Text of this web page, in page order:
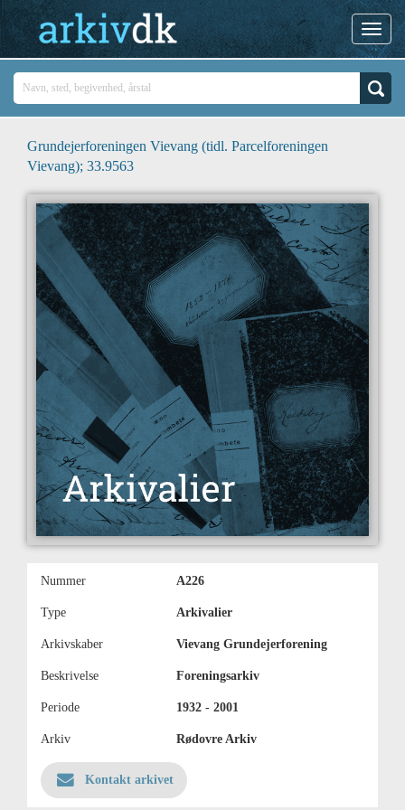
Grundejerforeningen Vievang (tidl. Parcelforeningen
Vievang); 33.9563
Nummer A226
Type Arkivalier
Arkivskaber Vievang Grundejerforening
Beskrivelse Foreningsarkiv
Periode 1932 - 2001
Arkiv Rødovre Arkiv
Kontakt arkivet